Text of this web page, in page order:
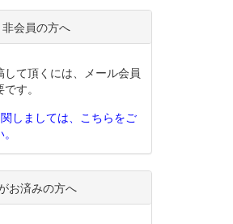
会員の方へ
して頂くには、メール会員
す。
しましては、こちらをご
お済みの方へ